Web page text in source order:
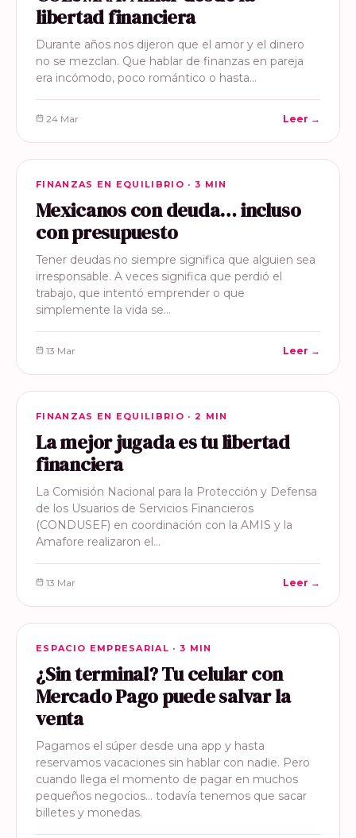
libertad financiera
Durante años nos dijeron que el amor y el dinero
no se mezclan. Que hablar de finanzas en pareja
era incómodo, poco romántico o hasta…
24 Mar Leer →
FINANZAS EN EQUILIBRIO
FINANZAS EN EQUILIBRIO · 3 MIN
Mexicanos con deuda… incluso
con presupuesto
Tener deudas no siempre significa que alguien sea
irresponsable. A veces significa que perdió el
trabajo, que intentó emprender o que
simplemente la vida se…
13 Mar Leer →
FINANZAS EN EQUILIBRIO
FINANZAS EN EQUILIBRIO · 2 MIN
La mejor jugada es tu libertad
financiera
La Comisión Nacional para la Protección y Defensa
de los Usuarios de Servicios Financieros
(CONDUSEF) en coordinación con la AMIS y la
Amafore realizaron el…
13 Mar Leer →
ESPACIO EMPRESARIAL
ESPACIO EMPRESARIAL · 3 MIN
¿Sin terminal? Tu celular con
Mercado Pago puede salvar la
venta
Pagamos el súper desde una app y hasta
reservamos vacaciones sin hablar con nadie. Pero
cuando llega el momento de pagar en muchos
pequeños negocios… todavía tenemos que sacar
billetes y monedas.